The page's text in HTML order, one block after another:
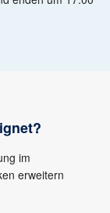
im
erweitern